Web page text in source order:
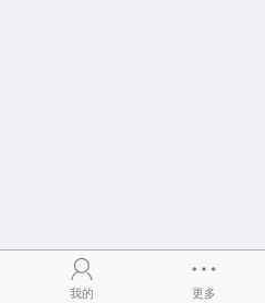
我的 更多